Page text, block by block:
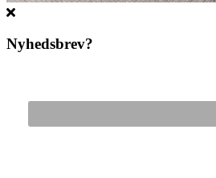
Nyhedsbrev?